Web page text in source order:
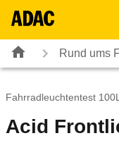
Rund ums
Fahrradleuchtentest
Acid